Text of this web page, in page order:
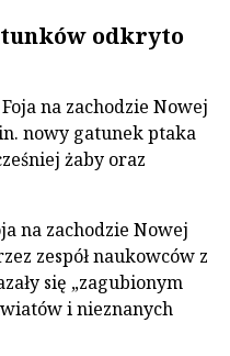
odkryto
na zachodzie Nowej
nowy gatunek ptaka
żaby oraz
na zachodzie Nowej
zespół naukowców z
się „zagubionym
i nieznanych